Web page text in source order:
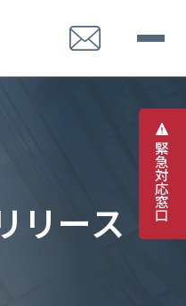
緊
急
対
応
窓
口
リ ース